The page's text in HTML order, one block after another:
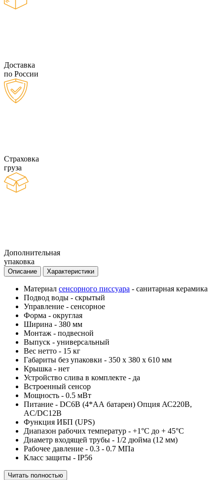
Доставка
по России
Страховка
груза
Дополнительная
упаковка
Описание Характеристики
Материал сенсорного писсуара - санитарная керамика
Подвод воды - скрытый
Управление - сенсорное
Форма - округлая
Ширина - 380 мм
Монтаж - подвесной
Выпуск - универсальный
Вес нетто - 15 кг
Габариты без упаковки - 350 х 380 х 610 мм
Крышка - нет
Устройство слива в комплекте - да
Встроенный сенсор
Мощность - 0.5 мВт
Питание - DC6B (4*АА батареи) Опция АС220В,
AC/DC12B
Функция ИБП (UPS)
Диапазон рабочих температур - +1°C до + 45°C
Диаметр входящей трубы - 1/2 дюйма (12 мм)
Рабочее давление - 0.3 - 0.7 МПа
Класс защиты - IP56
Читать полностью